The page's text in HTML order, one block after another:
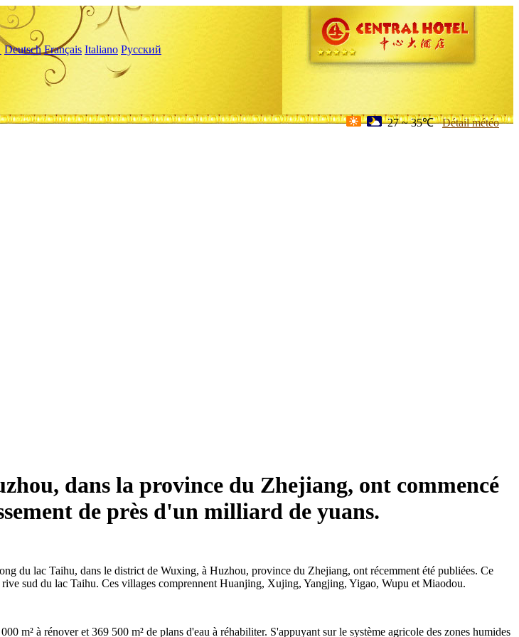
Deutsch Français Italiano Русский
27 ~ 35℃ Détail météo
dans la province du Zhejiang, ont commencé
de près d'un milliard de yuans.
du lac Taihu, dans le district de Wuxing, à Huzhou, province du Zhejiang, ont récemment été publiées. Ce
sud du lac Taihu. Ces villages comprennent Huanjing, Xujing, Yangjing, Yigao, Wupu et Miaodou.
m² à rénover et 369 500 m² de plans d'eau à réhabiliter. S'appuyant sur le système agricole des zones humides